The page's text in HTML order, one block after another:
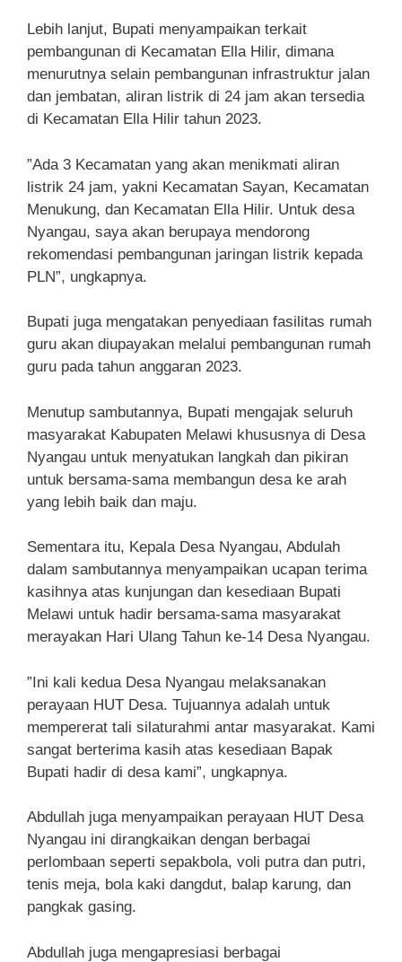
Lebih lanjut, Bupati menyampaikan terkait
pembangunan di Kecamatan Ella Hilir, dimana
menurutnya selain pembangunan infrastruktur jalan
dan jembatan, aliran listrik di 24 jam akan tersedia
di Kecamatan Ella Hilir tahun 2023.
”Ada 3 Kecamatan yang akan menikmati aliran
listrik 24 jam, yakni Kecamatan Sayan, Kecamatan
Menukung, dan Kecamatan Ella Hilir. Untuk desa
Nyangau, saya akan berupaya mendorong
rekomendasi pembangunan jaringan listrik kepada
PLN”, ungkapnya.
Bupati juga mengatakan penyediaan fasilitas rumah
guru akan diupayakan melalui pembangunan rumah
guru pada tahun anggaran 2023.
Menutup sambutannya, Bupati mengajak seluruh
masyarakat Kabupaten Melawi khususnya di Desa
Nyangau untuk menyatukan langkah dan pikiran
untuk bersama-sama membangun desa ke arah
yang lebih baik dan maju.
Sementara itu, Kepala Desa Nyangau, Abdulah
dalam sambutannya menyampaikan ucapan terima
kasihnya atas kunjungan dan kesediaan Bupati
Melawi untuk hadir bersama-sama masyarakat
merayakan Hari Ulang Tahun ke-14 Desa Nyangau.
”Ini kali kedua Desa Nyangau melaksanakan
perayaan HUT Desa. Tujuannya adalah untuk
mempererat tali silaturahmi antar masyarakat. Kami
sangat berterima kasih atas kesediaan Bapak
Bupati hadir di desa kami”, ungkapnya.
Abdullah juga menyampaikan perayaan HUT Desa
Nyangau ini dirangkaikan dengan berbagai
perlombaan seperti sepakbola, voli putra dan putri,
tenis meja, bola kaki dangdut, balap karung, dan
pangkak gasing.
Abdullah juga mengapresiasi berbagai